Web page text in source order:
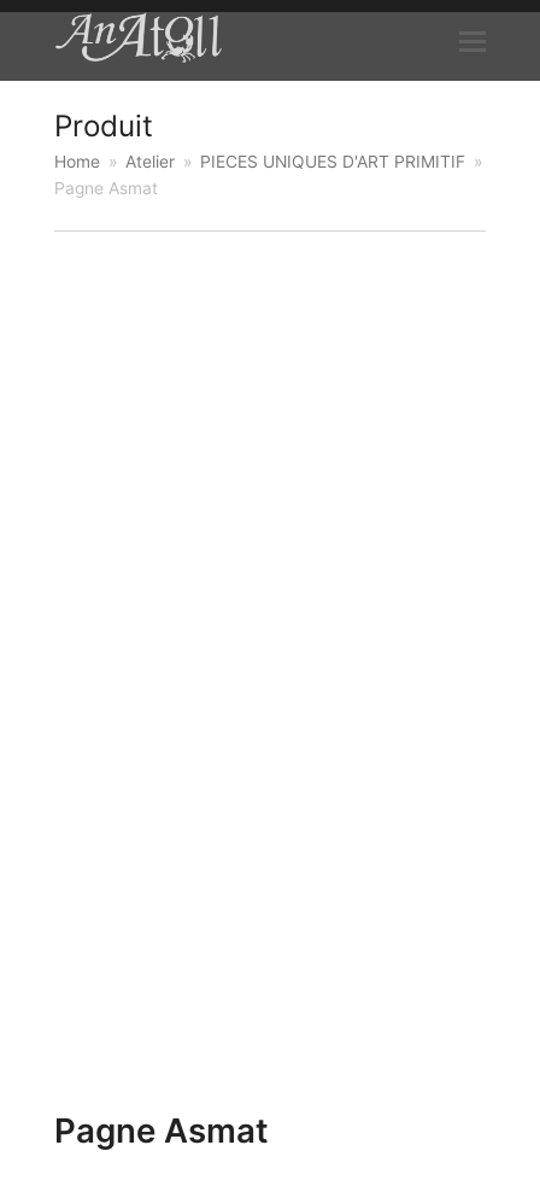
Produit
Home » Atelier » PIECES UNIQUES D'ART PRIMITIF »
Pagne Asmat
Pagne Asmat